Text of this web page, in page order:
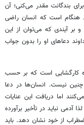
بندگانت مقدر می‌کنی؛ آن
هنگاماست که انسان راضی
و برآیندی که می‌توان از این
دعاهای او را بدون جواب
کارگشایی است که بر حسب
نیست. انسان‌ها در دعا
اما دریافت این عنایات
نباید در تأخیر برآورده
از خود نشان دهد. باید